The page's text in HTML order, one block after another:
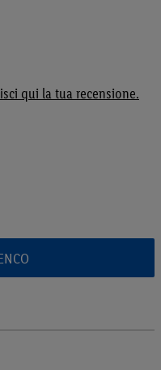
qui la tua recensione.